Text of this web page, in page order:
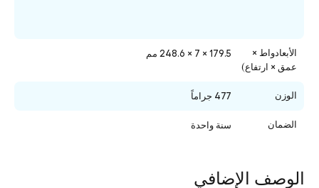
الأبعادواط ×
عمق × ارتفاع)
179.5 × 7 × 248.6 مم
الوزن 477 جراماً
الضمان سنة واحدة
الوصف الإضافي